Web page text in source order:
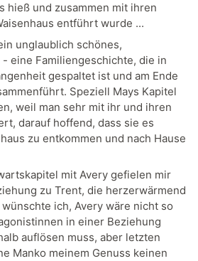
hieß und zusammen mit ihren
entführt wurde ...
unglaublich schönes,
eine Familiengeschichte, die in
gespaltet ist und am Ende
Speziell Mays Kapitel
weil man sehr mit ihr und ihren
darauf hoffend, dass sie es
zu entkommen und nach Hause
mit Avery gefielen mir
zu Trent, die herzerwärmend
ich, Avery wäre nicht so
in einer Beziehung
auflösen muss, aber letzten
Manko meinem Genuss keinen